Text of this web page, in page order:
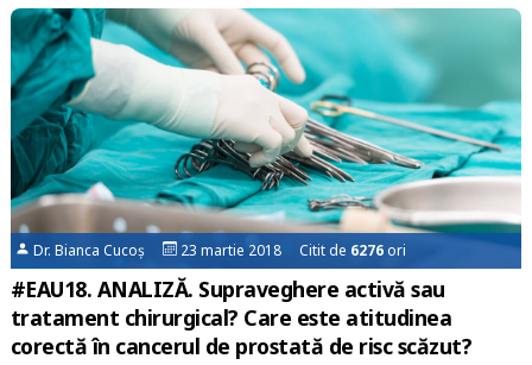
Dr. Bianca Cucoș 23 martie 2018 Citit de 6276ori
#EAU18. ANALIZĂ. Supraveghere activă sau
tratament chirurgical? Care este atitudinea
corectă în cancerul de prostată de risc scăzut?